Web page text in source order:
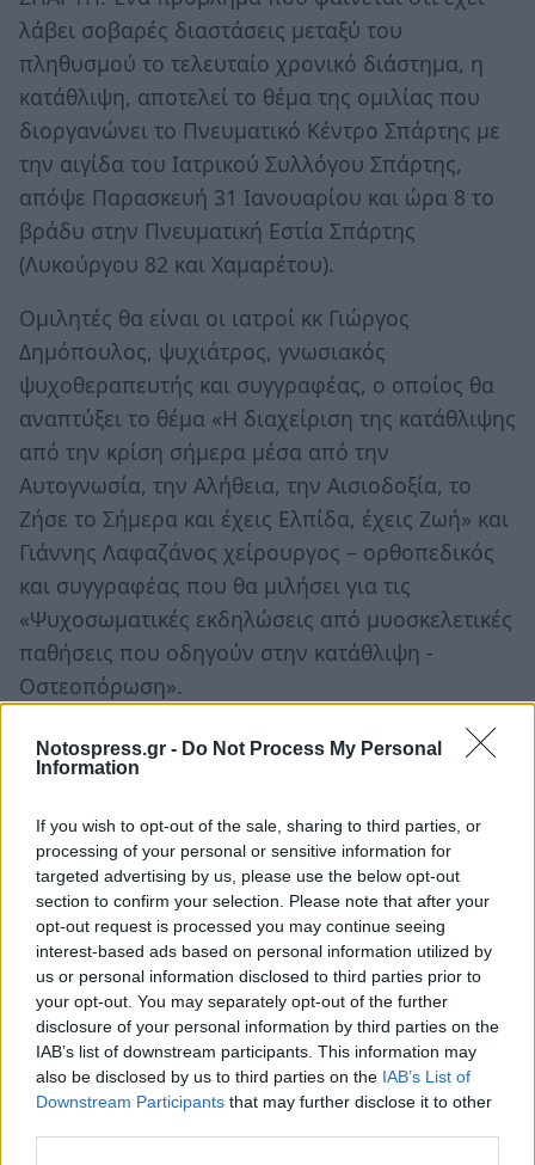
Notospress.gr - Do Not Process My Personal
Information
If you wish to opt-out of the sale, sharing to third parties, or
processing of your personal or sensitive information for
targeted advertising by us, please use the below opt-out
section to confirm your selection. Please note that after your
opt-out request is processed you may continue seeing
interest-based ads based on personal information utilized by
us or personal information disclosed to third parties prior to
your opt-out. You may separately opt-out of the further
disclosure of your personal information by third parties on the
IAB’s list of downstream participants. This information may
also be disclosed by us to third parties on the IAB’s List of
Downstream Participants that may further disclose it to other
λάβει σοβαρές διαστάσεις μεταξύ του
πληθυσμού το τελευταίο χρονικό διάστημα, η
κατάθλιψη, αποτελεί το θέμα της ομιλίας που
διοργανώνει το Πνευματικό Κέντρο Σπάρτης με
την αιγίδα του Ιατρικού Συλλόγου Σπάρτης,
απόψε Παρασκευή 31 Ιανουαρίου και ώρα 8 το
βράδυ στην Πνευματική Εστία Σπάρτης
(Λυκούργου 82 και Χαμαρέτου).
Ομιλητές θα είναι οι ιατροί κκ Γιώργος
Δημόπουλος, ψυχιάτρος, γνωσιακός
ψυχοθεραπευτής και συγγραφέας, ο οποίος θα
αναπτύξει το θέμα «Η διαχείριση της κατάθλιψης
από την κρίση σήμερα μέσα από την
Αυτογνωσία, την Αλήθεια, την Αισιοδοξία, το
Ζήσε το Σήμερα και έχεις Ελπίδα, έχεις Ζωή» και
Γιάννης Λαφαζάνος χείρουργος – ορθοπεδικός
και συγγραφέας που θα μιλήσει για τις
«Ψυχοσωματικές εκδηλώσεις από μυοσκελετικές
παθήσεις που οδηγούν στην κατάθλιψη -
Οστεοπόρωση».
Την εκδήλωση θα συντονίσει ο κ. Μάριος
Τζωρτζάκης, ιατρός αναισθησιολόγος, πρόεδρος
Δήμου Σπάρτης.
Σημειώνεται ότι η είσοδος είναι ελεύθερη για
κοινό.